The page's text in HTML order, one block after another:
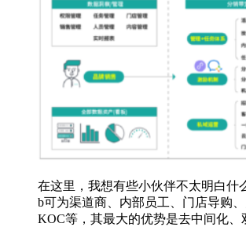
在这里，我想有些小伙伴不太明白什
b可为渠道商、内部员工、门店导购
KOC等，其最大的优势是去中间化、